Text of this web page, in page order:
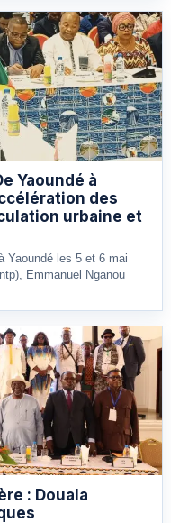
Yaoundé à
des
urbaine et
Yaoundé les 5 et 6 mai
Emmanuel Nganou
: Douala